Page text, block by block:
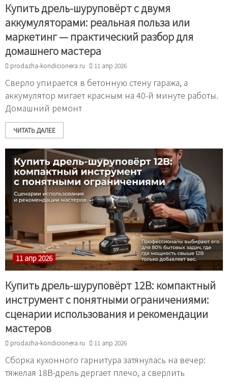
Купить дрель-шуруповёрт с двумя
аккумуляторами: реальная польза или
маркетинг — практический разбор для
домашнего мастера
prodazha-kondicionera.ru 11 апр 2026
Сверло упирается в бетонную стену гаража, а
аккумулятор мигает красным на 40-й минуте работы.
Домашний ремонт
ЧИТАТЬ ДАЛЕЕ
11 апр 2026
Купить дрель-шуруповёрт 12В: компактный
инструмент с понятными ограничениями:
сценарии использования и рекомендации
мастеров
prodazha-kondicionera.ru 11 апр 2026
Сборка кухонного гарнитура затянулась на вечер:
тяжелая 18В-дрель дергает плечо, а сверлить